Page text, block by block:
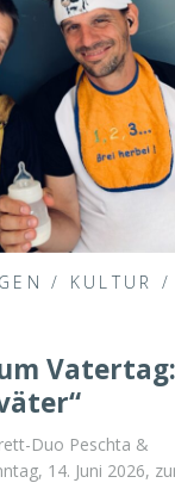
/ KULTUR
/
Vatertag:
Duo Peschta &
14. Juni 2026,